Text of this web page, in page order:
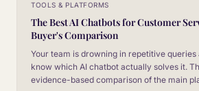
TOOLS & PLATFORMS
The Best AI Chatbots for Customer
Buyer's Comparison
Your team is drowning in repetitive queries
know which AI chatbot actually solves it.
evidence-based comparison of the main